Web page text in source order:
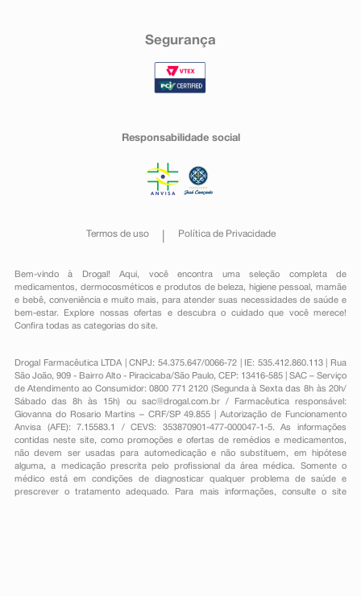
Segurança
Responsabilidade social
Termos de uso Política de Privacidade
Bem-vindo à Drogal! Aqui, você encontra uma seleção completa de
medicamentos , dermocosméticos e produtos de beleza, higiene pessoal ,mamãe
e bebê, conveniênciae muito mais, para atender suas necessidades de saúde e
bem-estar. Explore nossas ofertas e descubra o cuidado que você merece!
Confira todas as categorias do site.
Drogal Farmacêutica LTDA | CNPJ: 54.375.647/0066-72 | IE: 535.412.860.113 | Rua
São João, 909 - Bairro Alto - Piracicaba/São Paulo, CEP: 13416-585 | SAC – Serviço
de Atendimento ao Consumidor: 0800 771 2120 (Segunda à Sexta das 8h às 20h/
Sábado das 8h às 15h) ou sac@drogal.com.br/ Farmacêutica responsável:
Giovanna do Rosario Martins – CRF/SP 49.855 | Autorização de Funcionamento
Anvisa (AFE): 7.15583.1 / CEVS: 353870901-477-000047-1-5. As informações
contidas neste site, como promoções e ofertas de remédios e medicamentos,
não devem ser usadas para automedicação e não substituem, em hipótese
alguma, a medicação prescrita pelo profissional da área médica. Somente o
médico está em condições de diagnosticar qualquer problema de saúde e
prescrever o tratamento adequado. Para mais informações, consulte o site